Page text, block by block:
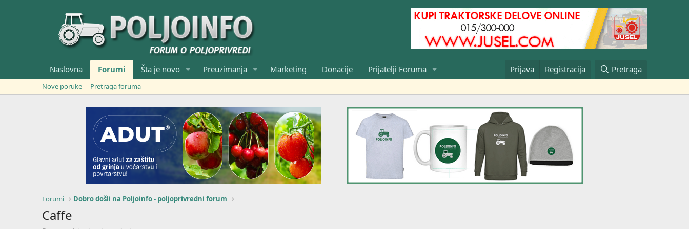
Naslovna Forumi Šta je novo Preuzimanja Marketing Donacije Prijatelji Foruma Prijava Registracija Pretraga
Nove poruke Pretraga foruma
Forumi Dobro došli na Poljoinfo - poljoprivredni forum
Caffe